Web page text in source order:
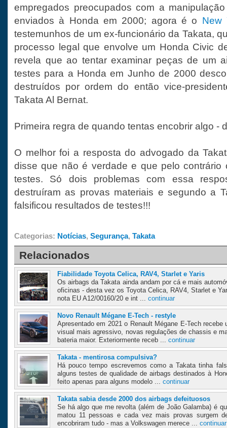
empregados preocupados com a
enviados à Honda em 2000; agora é o New
testemunhos de um ex-funcionário da Takata,
processo legal que envolve um Honda Civic
revela que ao tentar examinar peças de um
testes para a Honda em Junho de 2000
destruídos por ordem do então vice-
Takata Al Bernat.
Primeira regra de quando tentas encobrir algo -
O melhor foi a resposta do advogado da
disse que não é verdade e que pelo contrário
testes. Só dois problemas com essa
destruíram as provas materiais e segundo a
falsificou resultados de testes!!!
Categorias: Notícias, Segurança, Takata
Relacionados
Fiabilidade Toyota Celica, RAV4, Starlet e Yaris
Os airbags da Takata ainda andam por cá e mais
oficinas - desta vez os Toyota Celica, RAV4, Starlet e
nota EU A12/00160/20 e int ... continuar
Novo Renault Mégane E-Tech - restyle
Apresentado em 2021 o Renault Mégane E-Tech
visual mais agressivo, novas regulações de chassis e
bateria maior. Exteriormente receb ... continuar
Takata - mentirosa compulsiva?
Há pouco tempo escrevemos como a Takata tinha
alguns testes de qualidade de airbags destinados à
feito apenas para alguns modelo ... continuar
Takata sabia desde 2000 dos airbags defeituosos
Se há algo que me revolta (além de João Galamba) é
matou 11 pessoas e cada vez mais provas surgem
encobriram tudo - mas a Volkswagen merece ... continuar